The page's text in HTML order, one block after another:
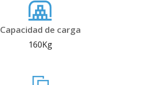
Capacidad de carga
160Kg